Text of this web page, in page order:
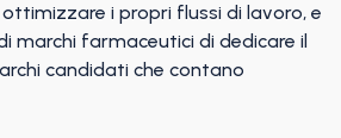
i propri flussi di lavoro, e
marchi farmaceutici di dedicare il
candidati che contano